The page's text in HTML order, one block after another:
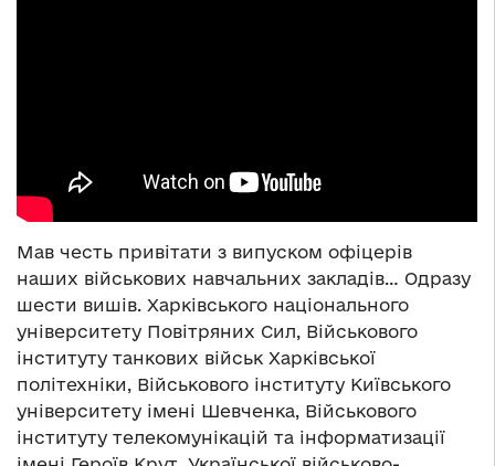
Мав честь привітати з випуском офіцерів
наших військових навчальних закладів… Одразу
шести вишів. Харківського національного
університету Повітряних Сил, Військового
інституту танкових військ Харківської
політехніки, Військового інституту Київського
університету імені Шевченка, Військового
інституту телекомунікацій та інформатизації